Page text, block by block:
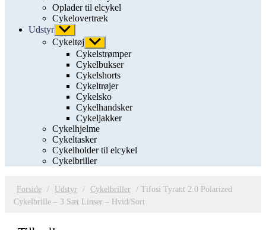
Oplader til elcykel
Cykelovertræk
Udstyr Vis
undermenu
Cykeltøj Vis
undermenu
Cykelstrømper
Cykelbukser
Cykelshorts
Cykeltrøjer
Cykelsko
Cykelhandsker
Cykeljakker
Cykelhjelme
Cykeltasker
Cykelholder til elcykel
Cykelbriller
Forside / Udstyr / Cykelbriller / Tifosi Tyrant 2.0 Polarized
Cykelbrille – 3 Sæt Linser – Hvid/Sort